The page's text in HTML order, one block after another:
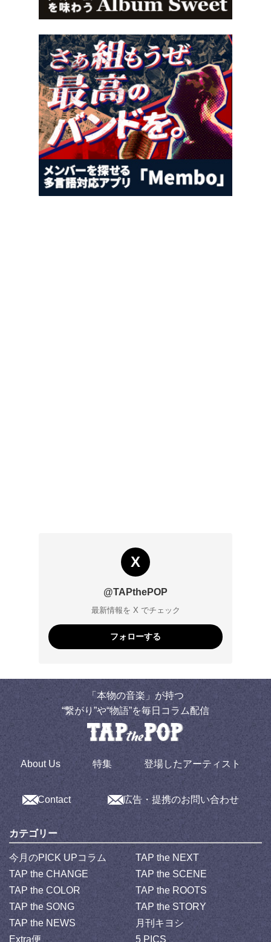
X
@TAPthePOP
最新情報を X でチェック
フォローする
「本物の音楽」が持つ
“繋がり”や“物語”を毎日コラム配信
About Us 特集 登場したアーティスト
Contact 広告・提携のお問い合わせ
カテゴリー
今月のPICK UPコラム
TAP the NEXT
TAP the CHANGE
TAP the SCENE
TAP the COLOR
TAP the ROOTS
TAP the SONG
TAP the STORY
TAP the NEWS
月刊キヨシ
Extra便
5 PICS